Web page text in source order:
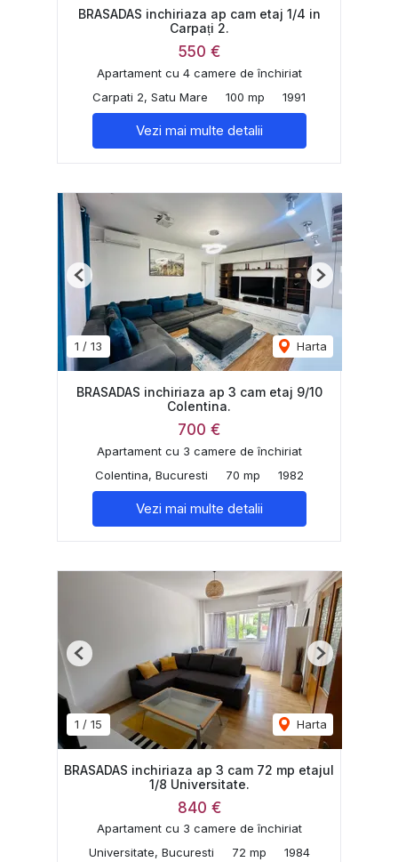
BRASADAS inchiriaza ap cam etaj 1/4 in
Carpați 2.
550 €
Apartament cu 4 camere de închiriat
Carpati 2, Satu Mare
100 mp 1991
Vezi mai multe detalii
1 / 13 Harta
Previous Next
BRASADAS inchiriaza ap 3 cam etaj 9/10
Colentina.
700 €
Apartament cu 3 camere de închiriat
Colentina, Bucuresti
70 mp 1982
Vezi mai multe detalii
1 / 15 Harta
Previous Next
BRASADAS inchiriaza ap 3 cam 72 mp etajul
1/8 Universitate.
840 €
Apartament cu 3 camere de închiriat
Universitate, Bucuresti
72 mp 1984